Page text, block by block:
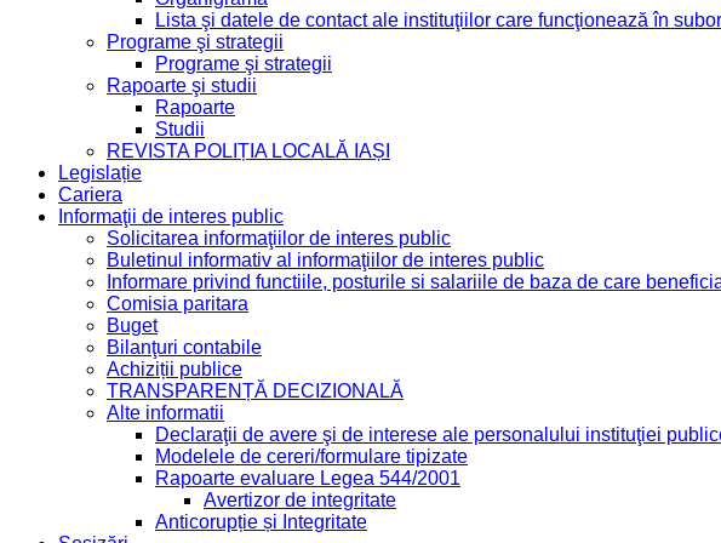
Lista şi datele de contact ale instituţiilor care funcţionează în
Programe şi strategii
Programe şi strategii
Rapoarte şi studii
Rapoarte
Studii
REVISTA POLIȚIA LOCALĂ IAȘI
Legislație
Cariera
Informaţii de interes public
Solicitarea informaţiilor de interes public
Buletinul informativ al informaţiilor de interes public
Informare privind functiile, posturile si salariile de baza de care
Comisia paritara
Buget
Bilanţuri contabile
Achiziții publice
TRANSPARENȚĂ DECIZIONALĂ
Alte informatii
Declaraţii de avere şi de interese ale personalului instituţiei
Modelele de cereri/formulare tipizate
Rapoarte evaluare Legea 544/2001
Avertizor de integritate
Anticorupție și Integritate